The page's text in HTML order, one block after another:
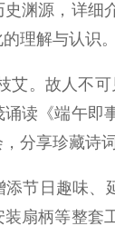
渊源，详细
理解与认识。
。故人不可
读《端午即
分享珍藏诗
日趣味、延
扇柄等整套